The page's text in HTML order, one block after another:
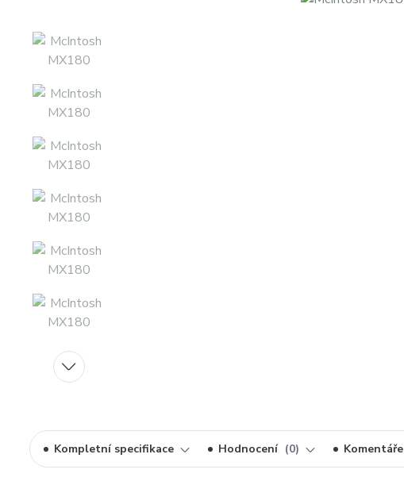
Kompletní specifikace Hodnocení 0 Komentáře